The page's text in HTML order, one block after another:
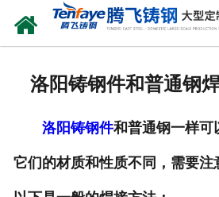
洛阳铸钢件和普通钢
洛阳铸钢件和普通钢一样可
它们的材质和性质不同，需要注